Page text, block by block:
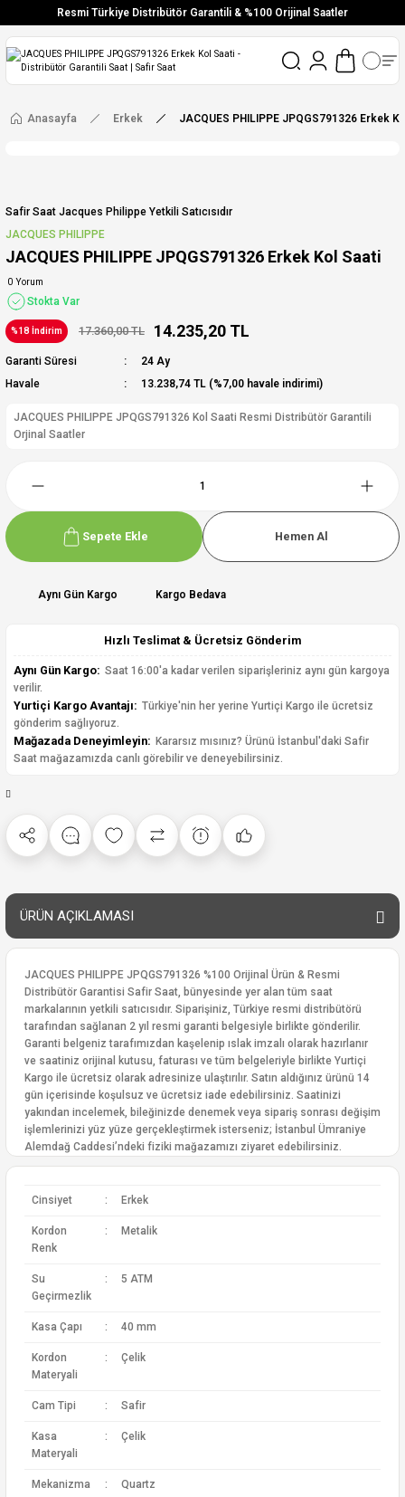
Resmi Türkiye Distribütör Garantili & %100 Orijinal Saatler
Vade Farksız 6 Taksit
Aynı Gün Stoktan Gönderim
Ücretsiz Kargo
Anasayfa Erkek JACQUES PHILIPPE JPQGS791326 Erkek
Safir Saat Jacques Philippe Yetkili Satıcısıdır
JACQUES PHILIPPE
JACQUES PHILIPPE JPQGS791326 Erkek Kol Saati
0 Yorum
Stokta Var
%18 İndirim 17.360,00 TL 14.235,20 TL
Garanti Süresi
24 Ay
Havale
13.238,74 TL (%7,00 havale indirimi)
JACQUES PHILIPPE JPQGS791326 Kol Saati Resmi Distribütör Garantili
Orjinal Saatler
Sepete Ekle Hemen Al
Aynı Gün Kargo Kargo Bedava
Hızlı Teslimat & Ücretsiz Gönderim
Aynı Gün Kargo: Saat 16:00'a kadar verilen siparişleriniz aynı gün kargoya
verilir.
Yurtiçi Kargo Avantajı: Türkiye'nin her yerine Yurtiçi Kargo ile ücretsiz
gönderim sağlıyoruz.
Mağazada Deneyimleyin: Kararsız mısınız? Ürünü İstanbul'daki Safir
Saat mağazamızda canlı görebilir ve deneyebilirsiniz.
ÜRÜN AÇIKLAMASI
JACQUES PHILIPPE JPQGS791326 %100 Orijinal Ürün & Resmi
Distribütör Garantisi Safir Saat, bünyesinde yer alan tüm saat
markalarının yetkili satıcısıdır. Siparişiniz, Türkiye resmi distribütörü
tarafından sağlanan 2 yıl resmi garanti belgesiyle birlikte gönderilir.
Garanti belgeniz tarafımızdan kaşelenip ıslak imzalı olarak hazırlanır
ve saatiniz orijinal kutusu, faturası ve tüm belgeleriyle birlikte Yurtiçi
Kargo ile ücretsiz olarak adresinize ulaştırılır. Satın aldığınız ürünü 14
gün içerisinde koşulsuz ve ücretsiz iade edebilirsiniz. Saatinizi
yakından incelemek, bileğinizde denemek veya sipariş sonrası değişim
işlemlerinizi yüz yüze gerçekleştirmek isterseniz; İstanbul Ümraniye
Alemdağ Caddesi’ndeki fiziki mağazamızı ziyaret edebilirsiniz.
Cinsiyet : Erkek
Kordon
Renk
: Metalik
Su
Geçirmezlik
: 5 ATM
Kasa Çapı : 40 mm
Kordon
Materyali
: Çelik
Cam Tipi : Safir
Kasa
Materyali
: Çelik
Mekanizma : Quartz